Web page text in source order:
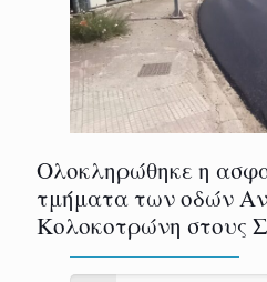
Ολοκληρώθηκε η
τμήματα των οδών
Κολοκοτρώνη στους